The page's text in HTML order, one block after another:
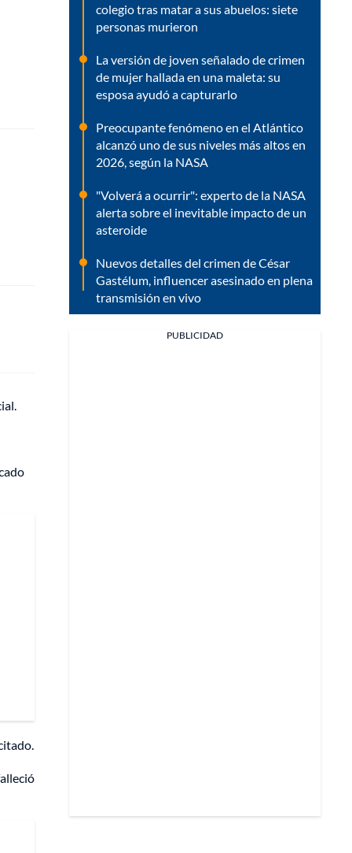
colegio tras matar a sus abuelos: siete
personas murieron
La versión de joven señalado de crimen
de mujer hallada en una maleta: su
esposa ayudó a capturarlo
Preocupante fenómeno en el Atlántico
alcanzó uno de sus niveles más altos en
2026, según la NASA
"Volverá a ocurrir": experto de la NASA
alerta sobre el inevitable impacto de un
asteroide
Nuevos detalles del crimen de César
Gastélum, influencer asesinado en plena
transmisión en vivo
PUBLICIDAD